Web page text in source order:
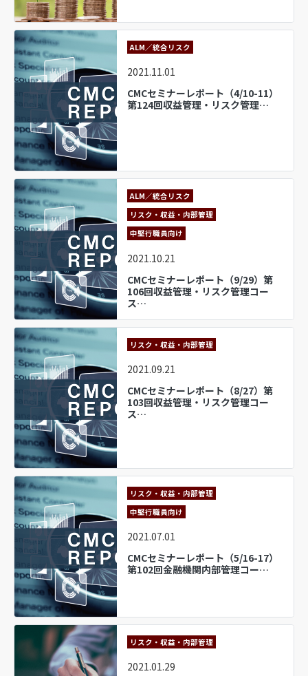
ALM／統合リスク
2021.11.01
CMCセミナーレポート（4/10-11）
第124回収益管理・リスク管理…
ALM／統合リスク
リスク・収益・内部管理
中堅行職員向け
2021.10.21
CMCセミナーレポート（9/29）第
106回収益管理・リスク管理コー
ス…
リスク・収益・内部管理
2021.09.21
CMCセミナーレポート（8/27）第
103回収益管理・リスク管理コー
ス…
リスク・収益・内部管理
中堅行職員向け
2021.07.01
CMCセミナーレポート（5/16-17）
第102回金融機関内部管理コー…
リスク・収益・内部管理
2021.01.29